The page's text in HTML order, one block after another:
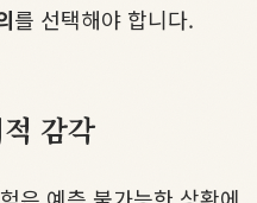
를 선택해야 합니다.
감각